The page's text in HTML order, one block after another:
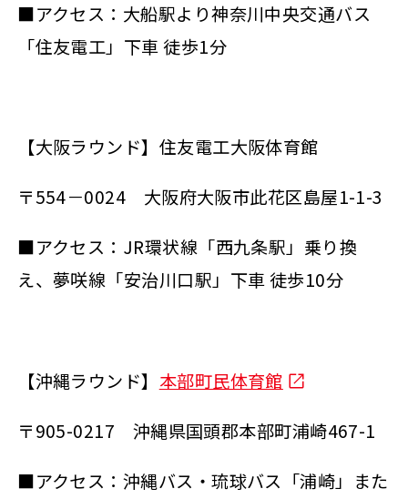
■アクセス：大船駅より神奈川中央交通バス
「住友電工」下車 徒歩1分
【大阪ラウンド】住友電工大阪体育館
〒554－0024 大阪府大阪市此花区島屋1-1-3
■アクセス：JR環状線「西九条駅」乗り換
え、夢咲線「安治川口駅」下車 徒歩10分
【沖縄ラウンド】 本部町民体育館
〒905-0217 沖縄県国頭郡本部町浦崎467-1
■アクセス：沖縄バス・琉球バス「浦崎」また